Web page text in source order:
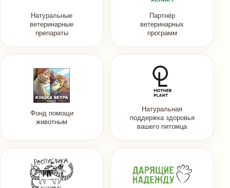
Натуральные
ветеринарные
препараты
Партнёр
ветеринарных
программ
Фонд помощи
животным
Натуральная
поддержка здоровья
вашего питомца